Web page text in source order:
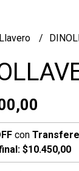
Llavero
con
$10.450,00